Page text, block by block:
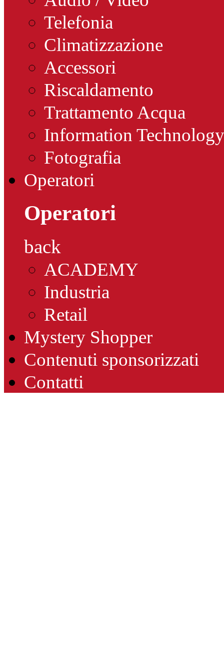
Telefonia
Climatizzazione
Accessori
Riscaldamento
Trattamento Acqua
Information Technology
Fotografia
Operatori
Operatori
back
ACADEMY
Industria
Retail
Mystery Shopper
Contenuti sponsorizzati
Contatti